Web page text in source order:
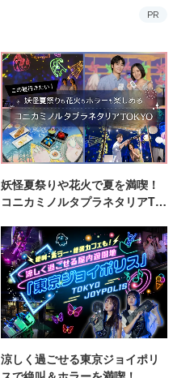
PR
妖怪夏祭りや花火で夏を満喫！
コニカミノルタプラネタリアTO
涼しく過ごせる東京ジョイポリ